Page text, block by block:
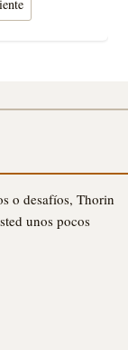
o desafíos, Thorin
unos pocos